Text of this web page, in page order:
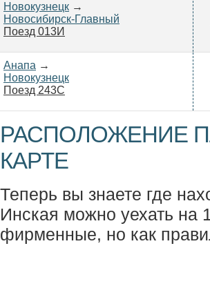
Новокузнецк →
Новосибирск-Главный
Поезд 013И
Анапа →
Новокузнецк
Поезд 243С
РАСПОЛОЖЕНИЕ
КАРТЕ
Теперь вы знаете где
Инская можно уехать на
фирменные, но как